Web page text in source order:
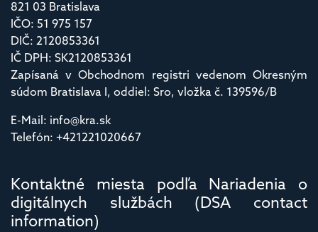
821 03 Bratislava
IČO: 51 975 157
DIČ: 2120853361
IČ DPH: SK2120853361
Zapísaná v Obchodnom registri vedenom Okresným
súdom Bratislava I, oddiel: Sro, vložka č. 139596/B
E-Mail: info@kra.sk
Telefón: +421221020667
Kontaktné miesta podľa Nariadenia o
digitálnych službách (DSA contact
information)